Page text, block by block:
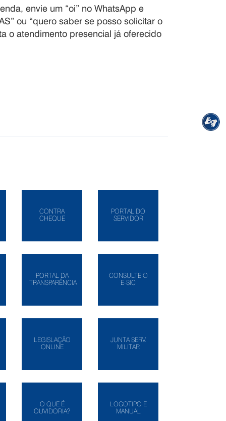
envie um “oi” no WhatsApp e
ou “quero saber se posso solicitar o
o atendimento presencial já oferecido
CONTRA
CHEQUE
PORTAL DO
SERVIDOR
PORTAL DA
TRANSPARÊNCIA
CONSULTE O
E-SIC
LEGISLAÇÃO
ONLINE
JUNTA SERV.
MILITAR
O QUE É
OUVIDORIA?
LOGOTIPO E
MANUAL